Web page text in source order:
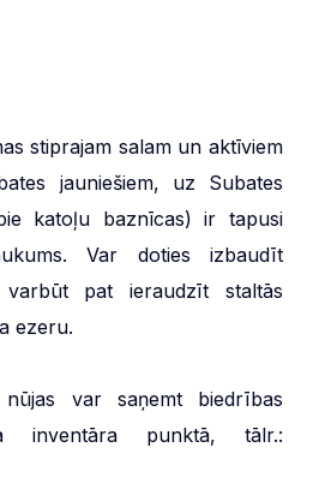
stiprajam salam un aktīviem
jauniešiem, uz Subates
katoļu baznīcas) ir tapusi
Var doties izbaudīt
varbūt pat ieraudzīt staltās
ezeru.
nūjas var saņemt biedrības
inventāra punktā, tālr.: